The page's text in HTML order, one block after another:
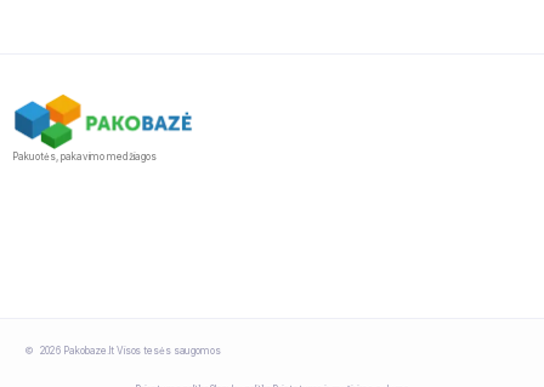
Pakuotės, pakavimo medžiagos
2026 Pakobaze.lt Visos tesės saugomos